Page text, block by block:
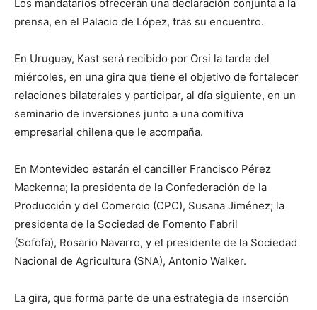
Los mandatarios ofrecerán una declaración conjunta a la
prensa, en el Palacio de López, tras su encuentro.
En Uruguay, Kast será recibido por Orsi la tarde del
miércoles, en una gira que tiene el objetivo de fortalecer
relaciones bilaterales y participar, al día siguiente, en un
seminario de inversiones junto a una comitiva
empresarial chilena que le acompaña.
En Montevideo estarán el canciller Francisco Pérez
Mackenna; la presidenta de la Confederación de la
Producción y del Comercio (CPC), Susana Jiménez; la
presidenta de la Sociedad de Fomento Fabril
(Sofofa), Rosario Navarro, y el presidente de la Sociedad
Nacional de Agricultura (SNA), Antonio Walker.
La gira, que forma parte de una estrategia de inserción